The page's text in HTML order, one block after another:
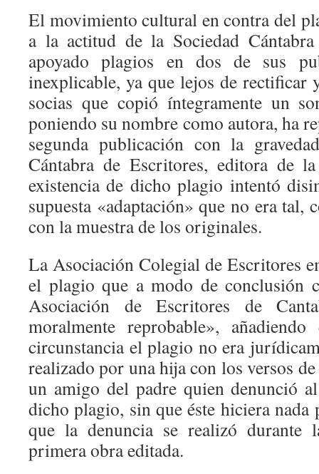
El movimiento cultural en contra del
a la actitud de la Sociedad
apoyado plagios en dos de sus
inexplicable, ya que lejos de rectificar
socias que copió íntegramente un
poniendo su nombre como autora, ha
segunda publicación con la
Cántabra de Escritores, editora de
existencia de dicho plagio intentó
supuesta «adaptación» que no era tal,
con la muestra de los originales.
La Asociación Colegial de Escritores
el plagio que a modo de conclusión
Asociación de Escritores de
moralmente reprobable»,
circunstancia el plagio no era
realizado por una hija con los versos
un amigo del padre quien denunció
dicho plagio, sin que éste hiciera nada
que la denuncia se realizó durante
primera obra editada.